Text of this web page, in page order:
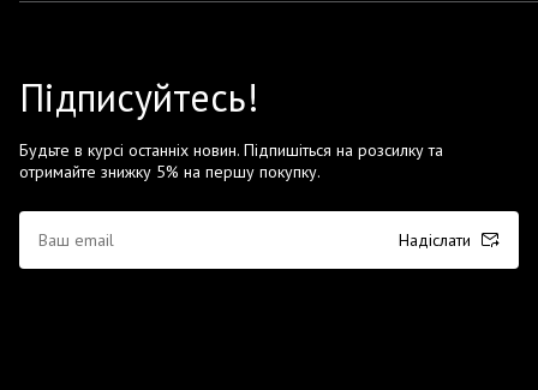
Підписуйтесь!
Будьте в курсі останніх новин. Підпишіться на розсилку та
отримайте знижку 5% на першу покупку.
Надіслати